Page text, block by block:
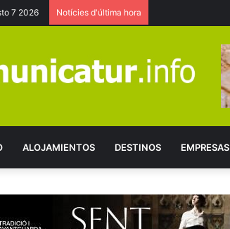
7 2026 Notícies d'última hora
ALOJAMIENTOS DESTINOS EMPRESAS